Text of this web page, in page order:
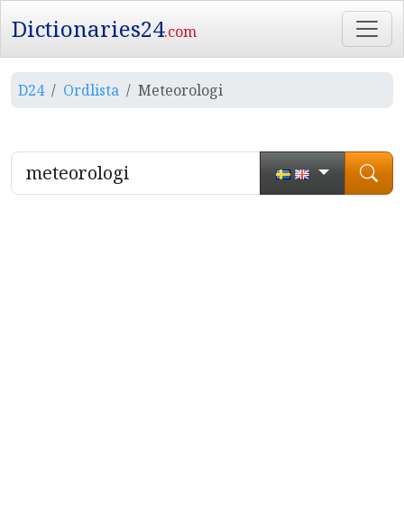
Dictionaries24.com
D24 Ordlista Meteorologi